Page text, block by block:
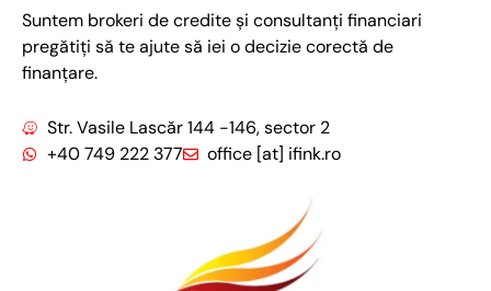
Suntem brokeri de credite și consultanți financiari
pregătiți să te ajute să iei o decizie corectă de
finanțare.
Str. Vasile Lascăr 144 -146, sector 2
+40 749 222 377
office [at] ifink.ro